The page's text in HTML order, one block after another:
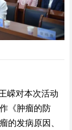
嵘对本次活动
《肿瘤的防
的发病原因、